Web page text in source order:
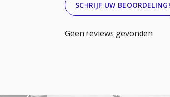
SCHRIJF UW BEOORDELING!
Geen reviews gevonden